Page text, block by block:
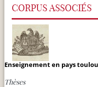
CORPUS ASSOCIÉS
Enseignement en pays
Thèses